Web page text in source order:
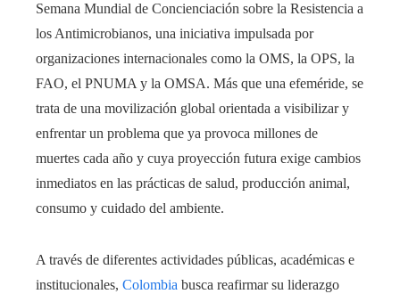
Semana Mundial de Concienciación sobre la Resistencia a
los Antimicrobianos, una iniciativa impulsada por
organizaciones internacionales como la OMS, la OPS, la
FAO, el PNUMA y la OMSA. Más que una efeméride, se
trata de una movilización global orientada a visibilizar y
enfrentar un problema que ya provoca millones de
muertes cada año y cuya proyección futura exige cambios
inmediatos en las prácticas de salud, producción animal,
consumo y cuidado del ambiente.
A través de diferentes actividades públicas, académicas e
institucionales, Colombia busca reafirmar su liderazgo